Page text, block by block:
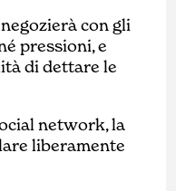
con gli
pressioni, e
di dettare le
network, la
liberamente